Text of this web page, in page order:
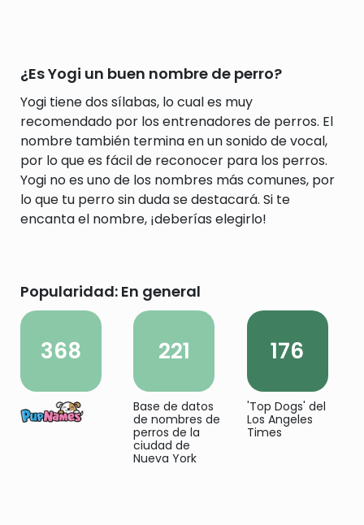
¿Es Yogi un buen nombre de perro?
Yogi tiene dos sílabas, lo cual es muy
recomendado por los entrenadores de perros. El
nombre también termina en un sonido de vocal,
por lo que es fácil de reconocer para los perros.
Yogi no es uno de los nombres más comunes, por
lo que tu perro sin duda se destacará. Si te
encanta el nombre, ¡deberías elegirlo!
Popularidad: En general
368 221
Base de datos
de nombres de
perros de la
ciudad de
Nueva York
176
'Top Dogs' del
Los Angeles
Times